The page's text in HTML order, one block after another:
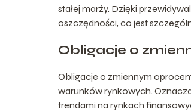
stałej marży. Dzięki
oszczędności, co jest
Obligacje o
Obligacje o zmiennym
warunków rynkowych.
trendami na rynkach